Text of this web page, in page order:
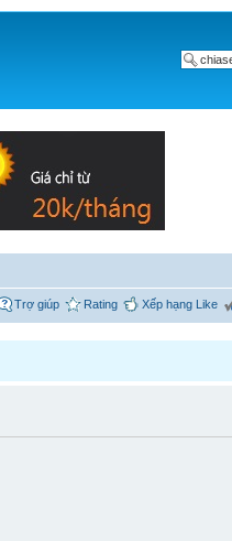
Trợ giúp Rating Xếp hạng Like